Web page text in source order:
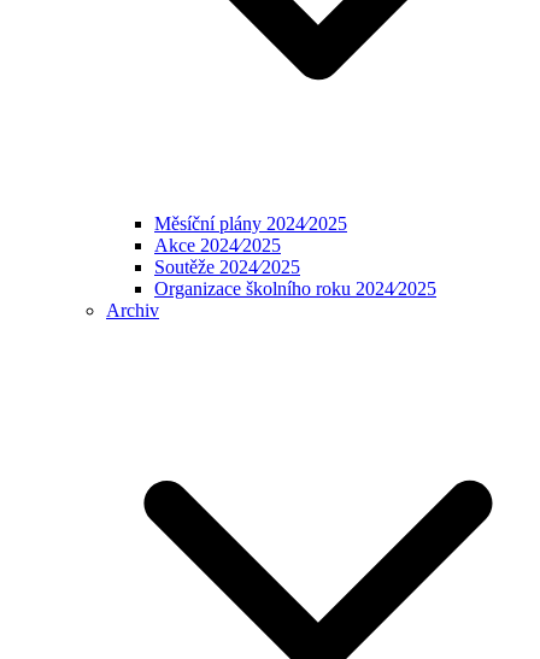
Měsíční plány 2024⁄2025
Akce 2024⁄2025
Soutěže 2024⁄2025
Organizace školního roku 2024⁄2025
Archiv